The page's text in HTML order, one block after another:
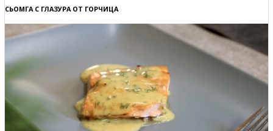
СЬОМГА С ГЛАЗУРА ОТ ГОРЧИЦА